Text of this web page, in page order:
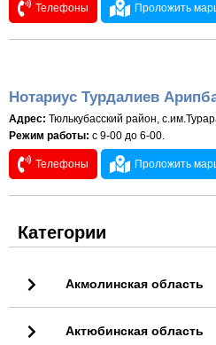
Телефоны Проложить
Нотариус Турдалиев
Адрес: Тюлькубасский район,
Режим работы: с 9-00 до 6-00.
Телефоны Проложить
Категории
Акмолинская область
Актюбинская область